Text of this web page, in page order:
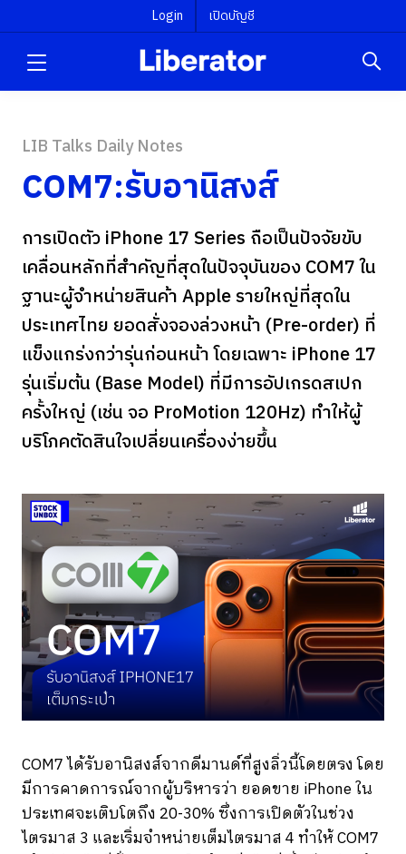
Login เปิดบัญชี
LIB Talks Daily Notes
COM7:รับอานิสงส์
การเปิดตัว iPhone 17 Series ถือเป็นปัจจัยขับ
เคลื่อนหลักที่สำคัญที่สุดในปัจจุบันของ COM7 ใน
ฐานะผู้จำหน่ายสินค้า Apple รายใหญ่ที่สุดใน
ประเทศไทย ยอดสั่งจองล่วงหน้า (Pre-order) ที่
แข็งแกร่งกว่ารุ่นก่อนหน้า โดยเฉพาะ iPhone 17
รุ่นเริ่มต้น (Base Model) ที่มีการอัปเกรดสเปก
ครั้งใหญ่ (เช่น จอ ProMotion 120Hz) ทำให้ผู้
บริโภคตัดสินใจเปลี่ยนเครื่องง่ายขึ้น
COM7 ได้รับอานิสงส์จากดีมานด์ที่สูงลิ่วนี้โดยตรง โดย
มีการคาดการณ์จากผู้บริหารว่า ยอดขาย iPhone ใน
ประเทศจะเติบโตถึง 20-30% ซึ่งการเปิดตัวในช่วง
ไตรมาส 3 และเริ่มจำหน่ายเต็มไตรมาส 4 ทำให้ COM7